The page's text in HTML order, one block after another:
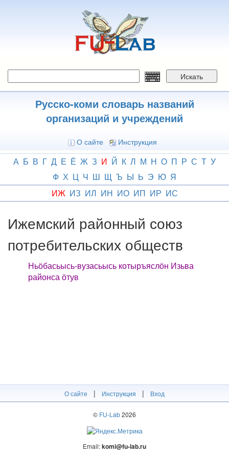
Искать
Русско-коми словарь названий
организаций и учреждений
О сайте Инструкция
А Б В Г Д Е Ё Ж З И Й К Л М Н О П Р С Т У
Ф Х Ц Ч Ш Щ Ъ Ы Ь Э Ю Я
ИЖ ИЗ ИЛ ИН ИО ИП ИР ИС
Ижемский районный союз
потребительских обществ
Ньӧбасьысь-вузасьысь котыръяслӧн Изьва
районса ӧтув
О сайте | Инструкция | Вход
© FU-Lab2026
Email:komi@fu-lab.ru